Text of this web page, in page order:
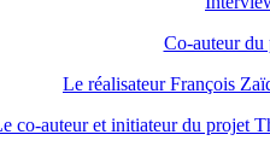
Co-auteur du
Le réalisateur François
co-auteur et initiateur du projet